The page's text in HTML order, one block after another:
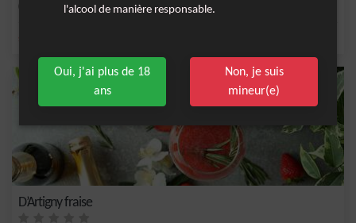
Moyenne
D’Artigny fraise
l'alcool de manière responsable.
Oui, j'ai plus de 18
ans
Non, je suis
mineur(e)